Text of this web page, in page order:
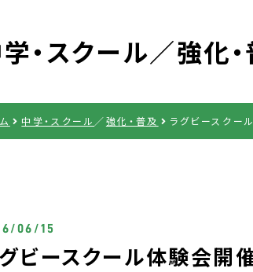
・スクール 強化
中学・スクール 強化・普及 ラグビースクー
06/15
ビースクール体験会開